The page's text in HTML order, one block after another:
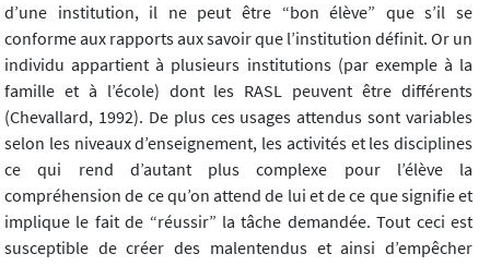
d’une institution, il ne peut être “bon élève” que s’il se
conforme aux rapports aux savoir que l’institution définit. Or un
individu appartient à plusieurs institutions (par exemple à la
famille et à l’école) dont les RASL peuvent être différents
(Chevallard, 1992). De plus ces usages attendus sont variables
selon les niveaux d’enseignement, les activités et les disciplines
ce qui rend d’autant plus complexe pour l’élève la
compréhension de ce qu’on attend de lui et de ce que signifie et
implique le fait de “réussir” la tâche demandée. Tout ceci est
susceptible de créer des malentendus et ainsi d’empêcher